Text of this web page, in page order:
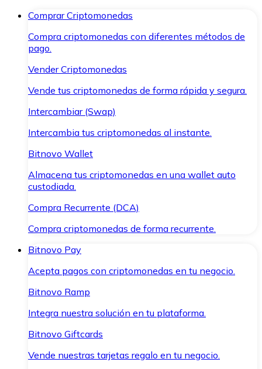
Comprar Criptomonedas
Compra criptomonedas con diferentes métodos de
pago.
Vender Criptomonedas
Vende tus criptomonedas de forma rápida y segura.
Intercambiar (Swap)
Intercambia tus criptomonedas al instante.
Bitnovo Wallet
Almacena tus criptomonedas en una wallet auto
custodiada.
Compra Recurrente (DCA)
Compra criptomonedas de forma recurrente.
Bitnovo Pay
Acepta pagos con criptomonedas en tu negocio.
Bitnovo Ramp
Integra nuestra solución en tu plataforma.
Bitnovo Giftcards
Vende nuestras tarjetas regalo en tu negocio.